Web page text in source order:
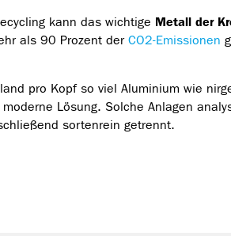
kann das wichtige Metall der
als 90 Prozent der CO2-Emissionen
pro Kopf so viel Aluminium wie
Lösung. Solche Anlagen
sortenrein getrennt.